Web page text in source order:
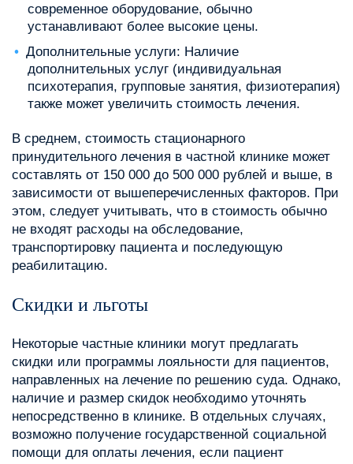
современное оборудование, обычно
устанавливают более высокие цены.
Дополнительные услуги: Наличие
дополнительных услуг (индивидуальная
психотерапия, групповые занятия, физиотерапия)
также может увеличить стоимость лечения.
В среднем, стоимость стационарного
принудительного лечения в частной клинике может
составлять от 150 000 до 500 000 рублей и выше, в
зависимости от вышеперечисленных факторов. При
этом, следует учитывать, что в стоимость обычно
не входят расходы на обследование,
транспортировку пациента и последующую
реабилитацию.
Скидки и льготы
Некоторые частные клиники могут предлагать
скидки или программы лояльности для пациентов,
направленных на лечение по решению суда. Однако,
наличие и размер скидок необходимо уточнять
непосредственно в клинике. В отдельных случаях,
возможно получение государственной социальной
помощи для оплаты лечения, если пациент